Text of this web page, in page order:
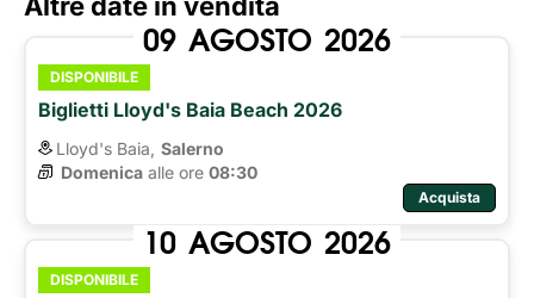
09 AGOSTO 2026
DISPONIBILE
Biglietti Lloyd's Baia Beach 2026
Lloyd's Baia, Salerno
Domenica alle ore 08:30
Acquista
10 AGOSTO 2026
DISPONIBILE